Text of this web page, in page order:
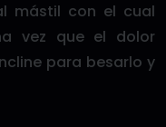
mástil con el cual
vez que el dolor
para besarlo y